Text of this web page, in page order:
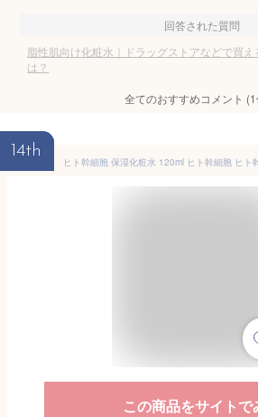
回答された質問
脂性肌向け化粧水｜ドラッグストアなどで買
は？
全てのおすすめコメント (1
14th
この商品をサイトで